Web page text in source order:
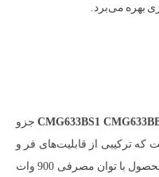
بهره می‌برد.
CMG633BS1 جزو
است که ترکیبی از قابلیت‌های فر و
مایکروویو را در خود گنجانده است. این محصول با توان مصرفی 900 وات